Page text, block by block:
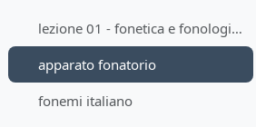
lezione 01 - fonetica e fonologia_NEW 12 OTTOBRE
apparato fonatorio
fonemi italiano